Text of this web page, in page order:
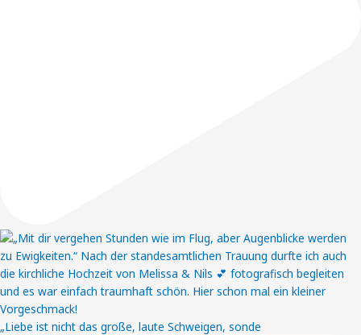
„Liebe ist nicht das große, laute Schweigen, sonde